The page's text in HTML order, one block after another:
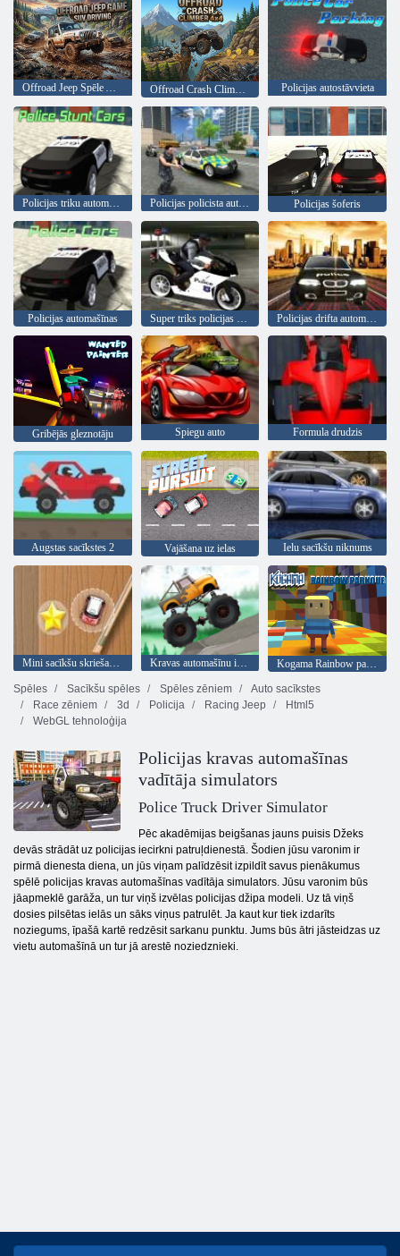
Offroad Jeep Spēle Apvidus auto vadīšana Offroad Crash Climber 4X4 Policijas autostāvvieta
Policijas triku automašīnas Policijas policista automašīnas simulatora pilsētas misijas Policijas šoferis
Policijas automašīnas Super triks policijas velosipēdu simulators 3D Policijas drifta automašīna
Gribējās gleznotāju Spiegu auto Formula drudzis
Augstas sacīkstes 2 Vajāšana uz ielas Ielu sacīkšu niknums
Mini sacīkšu skriešanās Kravas automašīnu izmēģinājumi
Kogama Rainbow parks
Spēles
Sacīkšu spēles Spēles zēniem
Auto sacīkstes
Race zēniem
3d Policija Racing Jeep
Html5
WebGL tehnoloģija
Policijas kravas automašīnas
vadītāja simulators
Police Truck Driver Simulator
Pēc akadēmijas beigšanas jauns puisis Džeks
devās strādāt uz policijas iecirkni patruļdienestā. Šodien jūsu varonim ir
pirmā dienesta diena, un jūs viņam palīdzēsit izpildīt savus pienākumus
spēlē policijas kravas automašīnas vadītāja simulators. Jūsu varonim būs
jāapmeklē garāža, un tur viņš izvēlas policijas džipa modeli. Uz tā viņš
dosies pilsētas ielās un sāks viņus patrulēt. Ja kaut kur tiek izdarīts
noziegums, īpašā kartē redzēsit sarkanu punktu. Jums būs ātri jāsteidzas uz
vietu automašīnā un tur jā arestē noziedznieki.